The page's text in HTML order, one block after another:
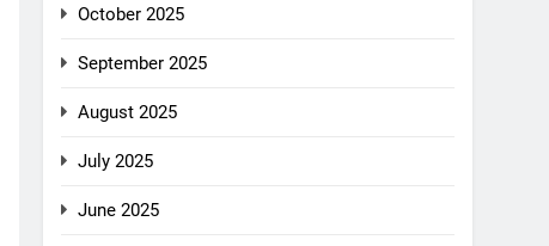
October 2025
September 2025
August 2025
July 2025
June 2025